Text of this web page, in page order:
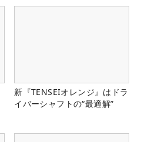
新『TENSEIオレンジ』はドラ
イバーシャフトの“最適解”